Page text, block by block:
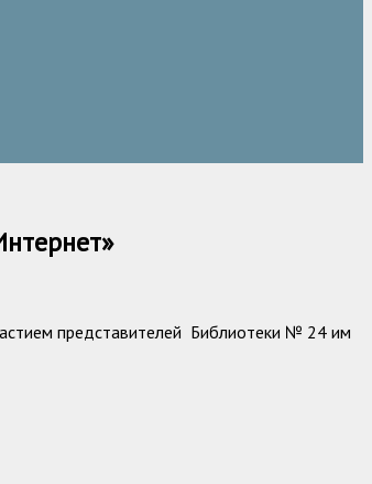
представителей Библиотеки № 24 им